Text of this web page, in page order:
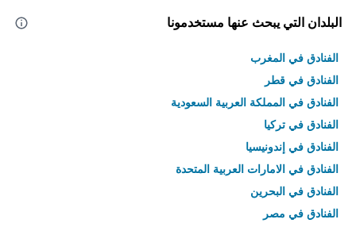
البلدان التي يبحث عنها مستخدمونا
الفنادق في المغرب
الفنادق في قطر
الفنادق في المملكة العربية السعودية
الفنادق في تركيا
الفنادق في إندونيسيا
الفنادق في الامارات العربية المتحدة
الفنادق في البحرين
الفنادق في مصر